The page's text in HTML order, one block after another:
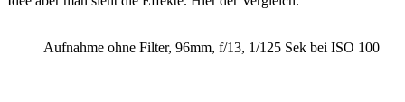
Aufnahme ohne Filter, 96mm, f/13, 1/125 Sek bei ISO 100